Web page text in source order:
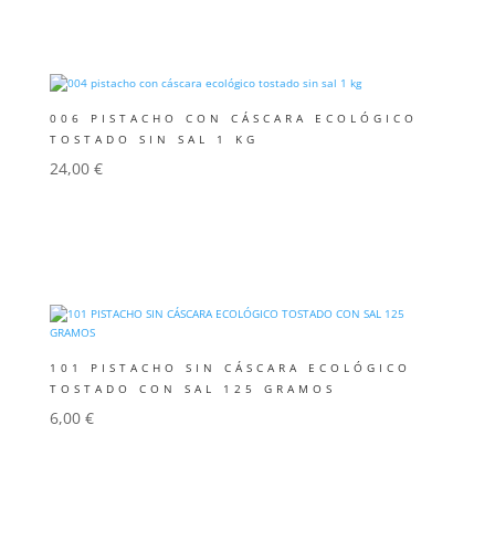
006 PISTACHO CON CÁSCARA ECOLÓGICO
TOSTADO SIN SAL 1 KG
24,00 €
101 PISTACHO SIN CÁSCARA ECOLÓGICO
TOSTADO CON SAL 125 GRAMOS
6,00 €